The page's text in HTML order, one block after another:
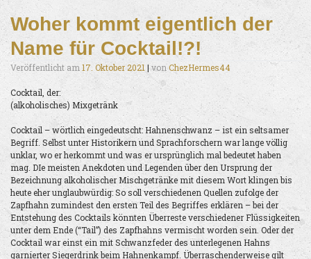
Woher kommt eigentlich der
Name für Cocktail!?!
Veröffentlicht am 17. Oktober 2021 |vonChezHermes44
Cocktail, der:
(alkoholisches) Mixgetränk
Cocktail – wörtlich eingedeutscht: Hahnenschwanz – ist ein seltsamer
Begriff. Selbst unter Historikern und Sprachforschern war lange völlig
unklar, wo er herkommt und was er ursprünglich mal bedeutet haben
mag. DIe meisten Anekdoten und Legenden über den Ursprung der
Bezeichnung alkoholischer Mischgetränke mit diesem Wort klingen bis
heute eher unglaubwürdig: So soll verschiedenen Quellen zufolge der
Zapfhahn zumindest den ersten Teil des Begriffes erklären – bei der
Entstehung des Cocktails könnten Überreste verschiedener Flüssigkeiten
unter dem Ende (“Tail”) des Zapfhahns vermischt worden sein. Oder der
Cocktail war einst ein mit Schwanzfeder des unterlegenen Hahns
garnierter Siegerdrink beim Hahnenkampf. Überraschenderweise gilt